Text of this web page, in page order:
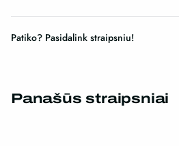
Patiko? Pasidalink straipsniu!
Panašūs straipsniai